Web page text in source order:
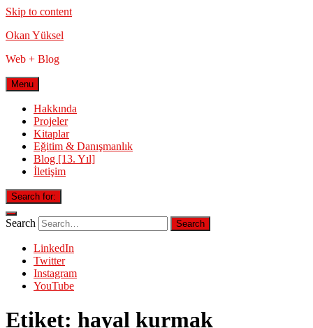
Skip to content
Okan Yüksel
Web + Blog
Menu
Hakkında
Projeler
Kitaplar
Eğitim & Danışmanlık
Blog [13. Yıl]
İletişim
Search for:
Search
LinkedIn
Twitter
Instagram
YouTube
Etiket: hayal kurmak